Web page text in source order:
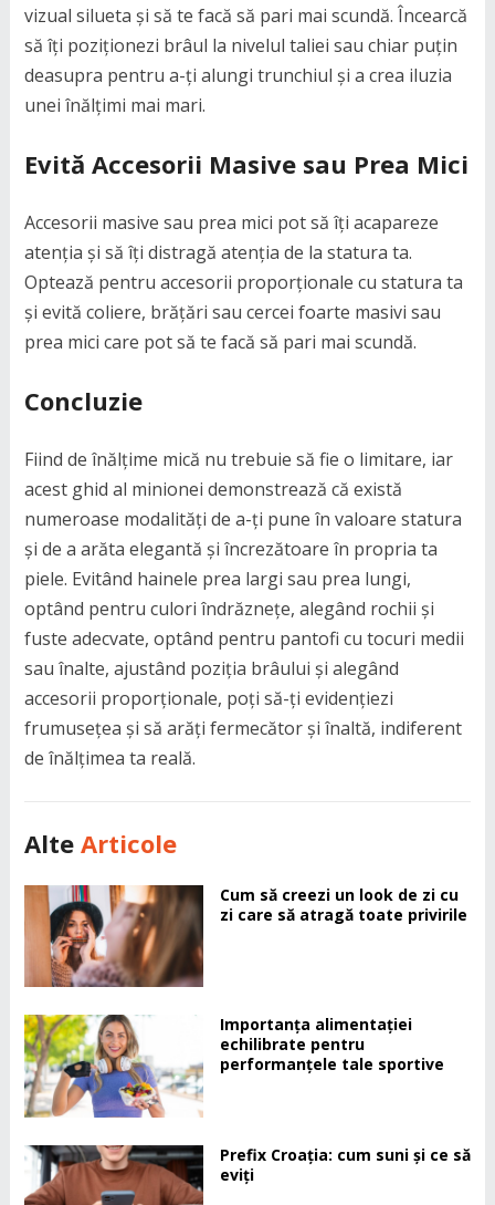
vizual silueta și să te facă să pari mai scundă. Încearcă
să îți poziționezi brâul la nivelul taliei sau chiar puțin
deasupra pentru a-ți alungi trunchiul și a crea iluzia
unei înălțimi mai mari.
Evită Accesorii Masive sau Prea Mici
Accesorii masive sau prea mici pot să îți acapareze
atenția și să îți distragă atenția de la statura ta.
Optează pentru accesorii proporționale cu statura ta
și evită coliere, brățări sau cercei foarte masivi sau
prea mici care pot să te facă să pari mai scundă.
Concluzie
Fiind de înălțime mică nu trebuie să fie o limitare, iar
acest ghid al minionei demonstrează că există
numeroase modalități de a-ți pune în valoare statura
și de a arăta elegantă și încrezătoare în propria ta
piele. Evitând hainele prea largi sau prea lungi,
optând pentru culori îndrăznețe, alegând rochii și
fuste adecvate, optând pentru pantofi cu tocuri medii
sau înalte, ajustând poziția brâului și alegând
accesorii proporționale, poți să-ți evidențiezi
frumusețea și să arăți fermecător și înaltă, indiferent
de înălțimea ta reală.
Alte Articole
Cum să creezi un look de zi cu
zi care să atragă toate privirile
Importanța alimentației
echilibrate pentru
performanțele tale sportive
Prefix Croația: cum suni și ce să
eviți